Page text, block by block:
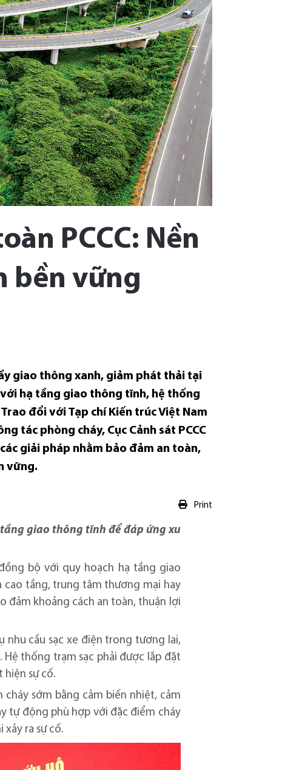
PCCC: Nền
bền vững
giao thông xanh, giảm phát thải tại
hạ tầng giao thông tĩnh, hệ thống
đổi với Tạp chí Kiến trúc Việt Nam
tác phòng cháy, Cục Cảnh sát PCCC
giải pháp nhằm bảo đảm an toàn,
vững.
Print
giao thông tĩnh để đáp ứng xu
bộ với quy hoạch hạ tầng giao
cao tầng, trung tâm thương mại hay
đảm khoảng cách an toàn, thuận lợi
cầu sạc xe điện trong tương lai,
thống trạm sạc phải được lắp đặt
sự cố.
sớm bằng cảm biến nhiệt, cảm
tự động phù hợp với đặc điểm cháy
ra sự cố.